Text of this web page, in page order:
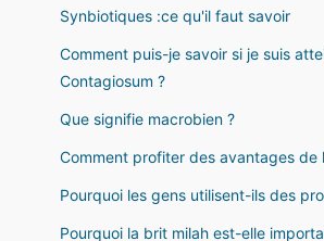
Synbiotiques :ce qu'il faut savoir
Comment puis-je savoir si je suis
Contagiosum ?
Que signifie macrobien ?
Comment profiter des avantages de
Pourquoi les gens utilisent-ils des
Pourquoi la brit milah est-elle